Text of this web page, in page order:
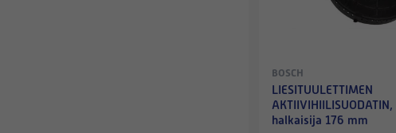
BOSCH
LIESITUULETTIMEN
AKTIIVIHIILISUODATIN,
halkaisija 176 mm